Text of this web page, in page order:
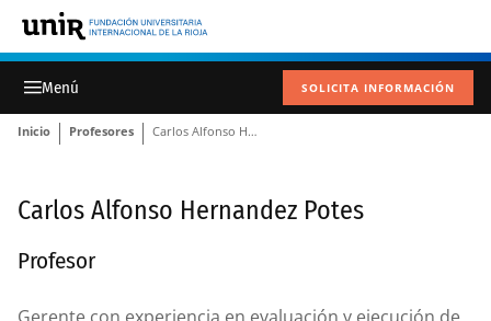
SOLICITA INFORMACIÓN
Inicio Profesores Carlos Alfonso Hernandez Potes
Carlos Alfonso Hernandez Potes
Profesor